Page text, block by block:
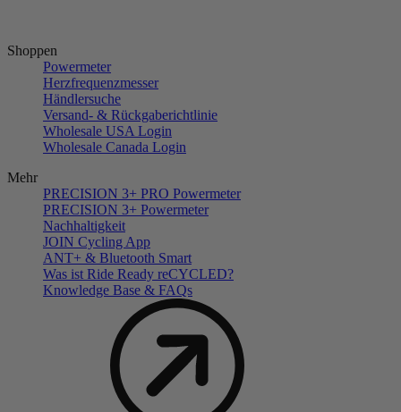
Shoppen
Powermeter
Herzfrequenzmesser
Händlersuche
Versand- & Rückgaberichtlinie
Wholesale USA Login
Wholesale Canada Login
Mehr
PRECISION 3+ PRO Powermeter
PRECISION 3+ Powermeter
Nachhaltigkeit
JOIN Cycling App
ANT+ & Bluetooth Smart
Was ist Ride Ready reCYCLED?
Knowledge Base & FAQs